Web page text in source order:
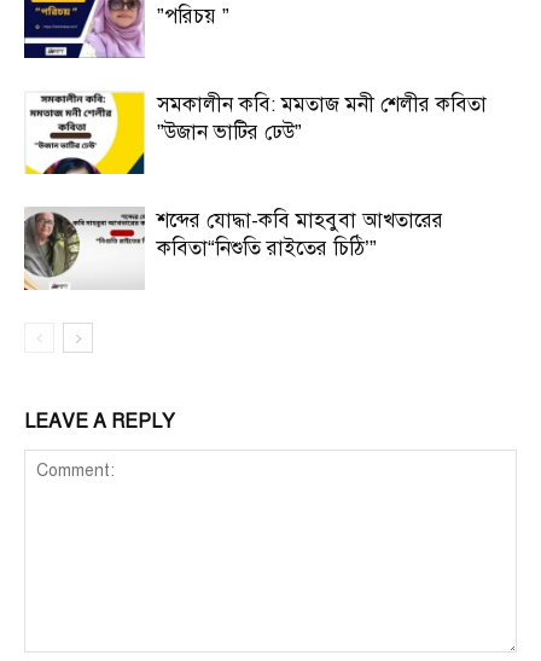
”পরিচয় ”
সমকালীন কবি: মমতাজ মনী শেলীর কবিতা
”উজান ভাটির ঢেউ”
শব্দের যোদ্ধা-কবি মাহবুবা আখতারের
কবিতা“নিশুতি রাইতের চিঠি’”
LEAVE A REPLY